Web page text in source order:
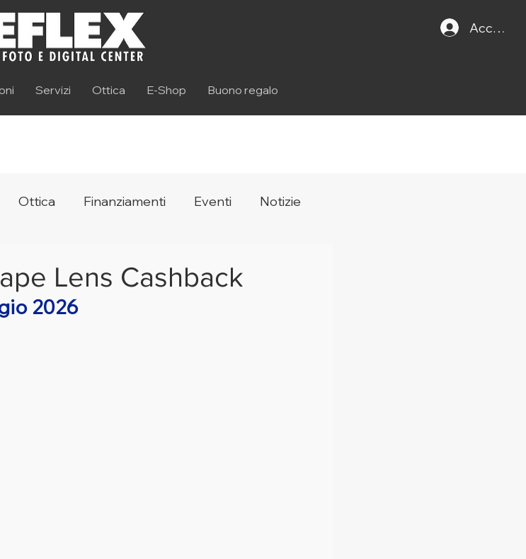
Servizi Ottica E-Shop Buono regalo
Accedi
Ottica Finanziamenti Eventi Notizie
Lens Cashback
2026